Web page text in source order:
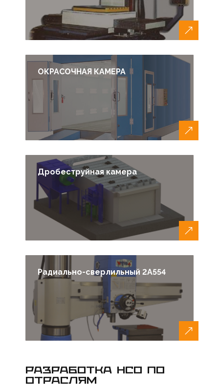
ОКРАСОЧНАЯ КАМЕРА
Дробеструйная камера
Радиально-сверлильный 2А554
РАЗРАБОТКА НСО ПО
ОТРАСЛЯМ